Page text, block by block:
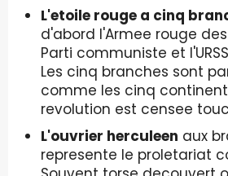
L'etoile rouge a cinq
d'abord l'Armee rouge des
Parti communiste et
Les cinq branches sont
comme les cinq
revolution est censee
L'ouvrier herculeen aux
represente le proletariat